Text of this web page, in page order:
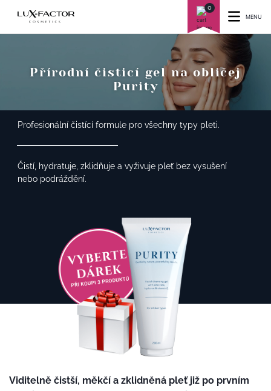
0
MENU
Přírodní čisticí gel na obličej
Purity
Profesionální čistící formule pro všechny typy pleti.
Čistí, hydratuje, zklidňuje a vyživuje pleť bez vysušení
nebo podráždění.
Viditelně čistší, měkčí a zklidněná pleť již po prvním